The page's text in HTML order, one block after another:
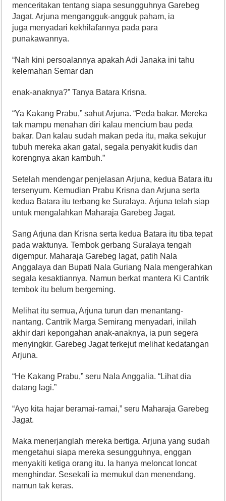
menceritakan tentang siapa sesungguhnya Garebeg
Jagat. Arjuna mengangguk-angguk paham, ia
juga menyadari kekhilafannya pada para
punakawannya.
“Nah kini persoalannya apakah Adi Janaka ini tahu
kelemahan Semar dan
enak-anaknya?” Tanya Batara Krisna.
“Ya Kakang Prabu,” sahut Arjuna. “Peda bakar. Mereka
tak mampu menahan diri kalau mencium bau peda
bakar. Dan kalau sudah makan peda itu, maka sekujur
tubuh mereka akan gatal, segala penyakit kudis dan
korengnya akan kambuh.”
Setelah mendengar penjelasan Arjuna, kedua Batara itu
tersenyum. Kemudian Prabu Krisna dan Arjuna serta
kedua Batara itu terbang ke Suralaya. Arjuna telah siap
untuk mengalahkan Maharaja Garebeg Jagat.
Sang Arjuna dan Krisna serta kedua Batara itu tiba tepat
pada waktunya. Tembok gerbang Suralaya tengah
digempur. Maharaja Garebeg lagat, patih Nala
Anggalaya dan Bupati Nala Guriang Nala mengerahkan
segala kesaktiannya. Namun berkat mantera Ki Cantrik
tembok itu belum bergeming.
Melihat itu semua, Arjuna turun dan menantang-
nantang. Cantrik Marga Semirang menyadari, inilah
akhir dari kepongahan anak-anaknya, ia pun segera
menyingkir. Garebeg Jagat terkejut melihat kedatangan
Arjuna.
“He Kakang Prabu,” seru Nala Anggalia. “Lihat dia
datang lagi.”
“Ayo kita hajar beramai-ramai,” seru Maharaja Garebeg
Jagat.
Maka menerjanglah mereka bertiga. Arjuna yang sudah
mengetahui siapa mereka sesungguhnya, enggan
menyakiti ketiga orang itu. Ia hanya meloncat loncat
menghindar. Sesekali ia memukul dan menendang,
namun tak keras.